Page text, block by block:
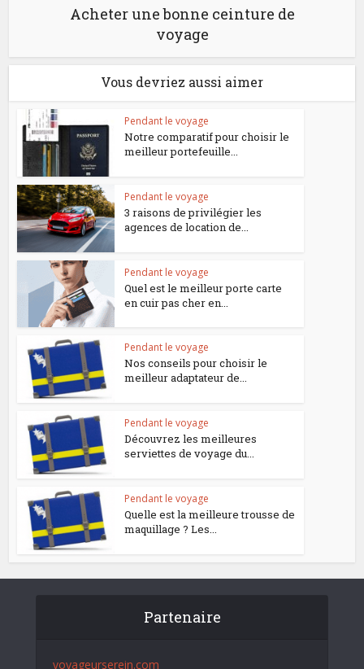
Acheter une bonne ceinture de
voyage
Vous devriez aussi aimer
Pendant le voyage
Notre comparatif pour choisir le
meilleur portefeuille...
Pendant le voyage
3 raisons de privilégier les
agences de location de...
Pendant le voyage
Quel est le meilleur porte carte
en cuir pas cher en...
Pendant le voyage
Nos conseils pour choisir le
meilleur adaptateur de...
Pendant le voyage
Découvrez les meilleures
serviettes de voyage du...
Pendant le voyage
Quelle est la meilleure trousse de
maquillage ? Les...
Partenaire
voyageurserein.com